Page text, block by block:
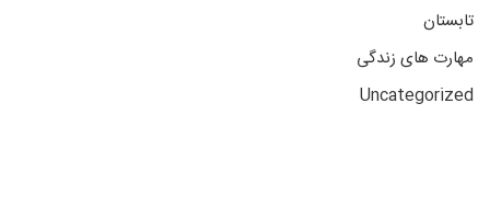
تابستان
مهارت های زندگی
Uncategorized